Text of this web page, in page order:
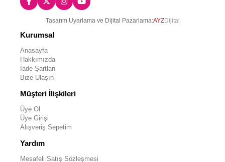
Tasarım Uyarlama ve Dijital Pazarlama:AYZDijital
Kurumsal
Anasayfa
Hakkımızda
İade Şartları
Bize Ulaşın
Müşteri İlişkileri
Üye Ol
Üye Girişi
Alışveriş Sepetim
Yardım
Mesafeli Satış Sözleşmesi